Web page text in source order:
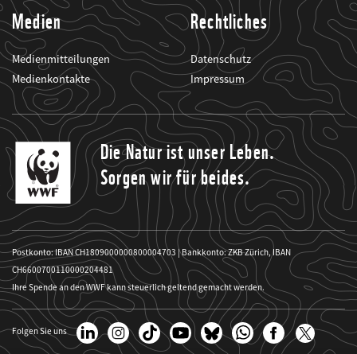
Medien
Medienmitteilungen
Medienkontakte
Rechtliches
Datenschutz
Impressum
Die Natur ist unser Leben.
Sorgen wir für beides.
Postkonto: IBAN CH1809000000800004703 | Bankkonto: ZKB Zürich, IBAN
CH6600700110000204481
Ihre Spende an den WWF kann steuerlich geltend gemacht werden.
Folgen Sie uns